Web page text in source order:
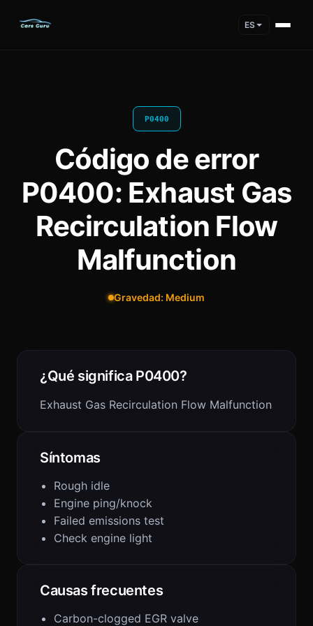
ES
P0400
Código de error
P0400: Exhaust Gas
Recirculation Flow
Malfunction
Gravedad: Medium
¿Qué significa P0400?
Exhaust Gas Recirculation Flow Malfunction
Síntomas
Rough idle
Engine ping/knock
Failed emissions test
Check engine light
Causas frecuentes
Carbon-clogged EGR valve